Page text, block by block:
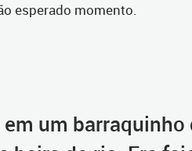
esperado momento.
em um